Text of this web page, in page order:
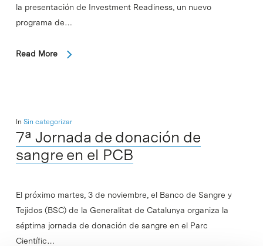
la presentación de Investment Readiness, un nuevo
programa de…
Read More
In Sin categorizar
7ª Jornada de donación de
sangre en el PCB
El próximo martes, 3 de noviembre, el Banco de Sangre y
Tejidos (BSC) de la Generalitat de Catalunya organiza la
séptima jornada de donación de sangre en el Parc
Científic…